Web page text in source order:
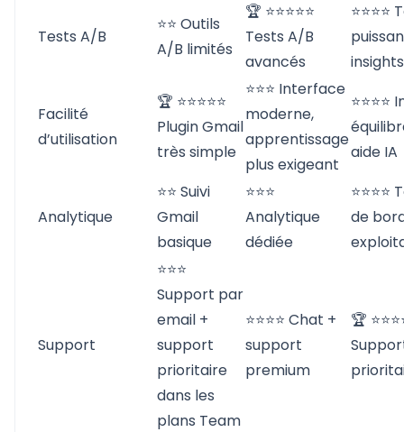
Tests A/B
⭐⭐ Outils
A/B limités
🏆 ⭐⭐⭐⭐⭐
Tests A/B
avancés
insights
Facilité
d’utilisation
🏆 ⭐⭐⭐⭐⭐
Plugin Gmail
très simple
⭐⭐⭐ Interface
moderne,
apprentissage
plus exigeant
aide IA
Analytique
⭐⭐ Suivi
Gmail
basique
⭐⭐⭐
Analytique
dédiée
de
Support
⭐⭐⭐
Support par
email +
support
prioritaire
dans les
plans Team
⭐⭐⭐⭐ Chat +
support
premium
🏆